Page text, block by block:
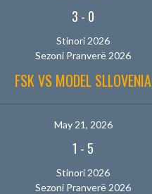
3 - 0
Stinori 2026
Sezoni Pranverë 2026
FSK VS MODEL SLLOVENIA
May 21, 2026
1 - 5
Stinori 2026
Sezoni Pranverë 2026